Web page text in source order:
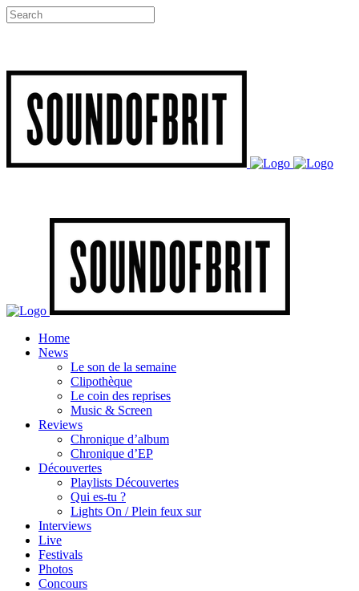
Home
News
Le son de la semaine
Clipothèque
Le coin des reprises
Music & Screen
Reviews
Chronique d’album
Chronique d’EP
Découvertes
Playlists Découvertes
Qui es-tu ?
Lights On / Plein feux sur
Interviews
Live
Festivals
Photos
Concours